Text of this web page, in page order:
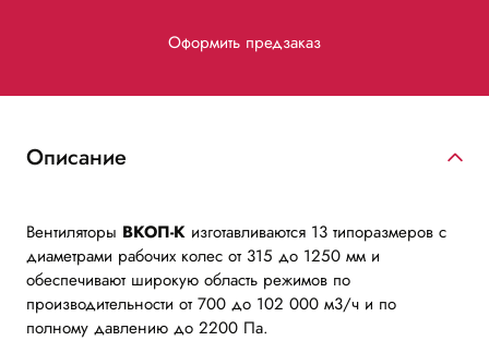
Оформить предзаказ
Описание
Вентиляторы ВКОП-К изготавливаются 13 типоразмеров с
диаметрами рабочих колес от 315 до 1250 мм и
обеспечивают широкую область режимов по
производительности от 700 до 102 000 м3/ч и по
полному давлению до 2200 Па.